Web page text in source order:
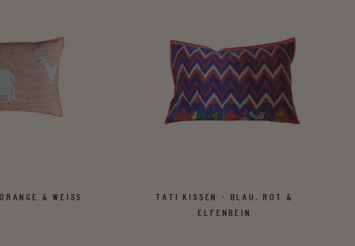
& WEISS
TATI KISSEN - BLAU, ROT &
ELFENBEIN